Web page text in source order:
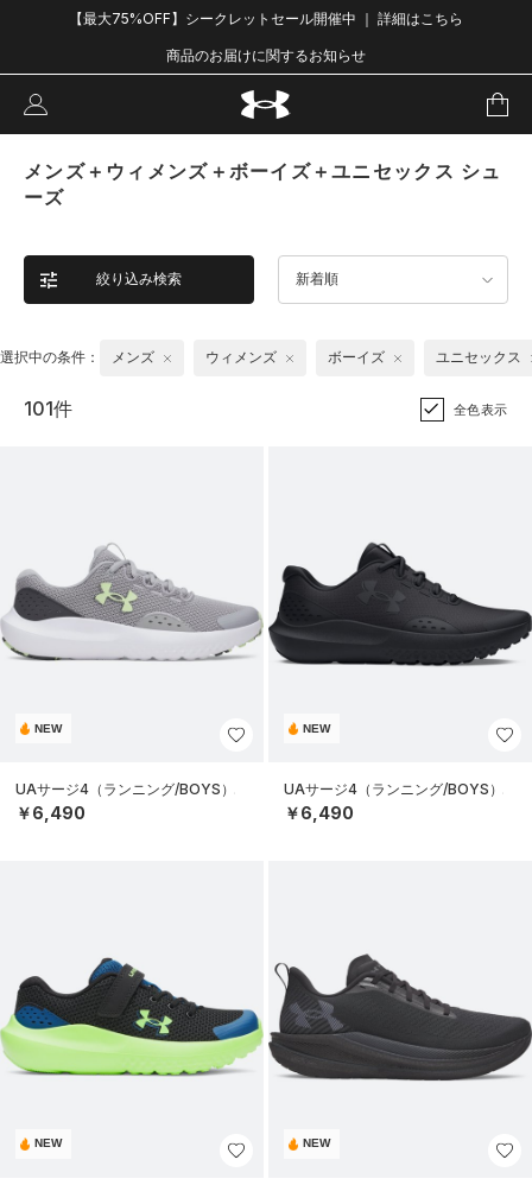
【最大75%OFF】シークレットセール開催中 ｜ 詳細はこちら
商品のお届けに関するお知らせ
メンズ＋ウィメンズ＋ボーイズ＋ユニセックス シュ
ーズ
絞り込み検索 新着順
選択中の条件： メンズ ウィメンズ ボーイズ ユニセックス
101件 全色表示
NEW
UAサージ4（ランニング/BOYS）
￥6,490
NEW
UAサージ4（ランニング/BOYS）
￥6,490
NEW NEW